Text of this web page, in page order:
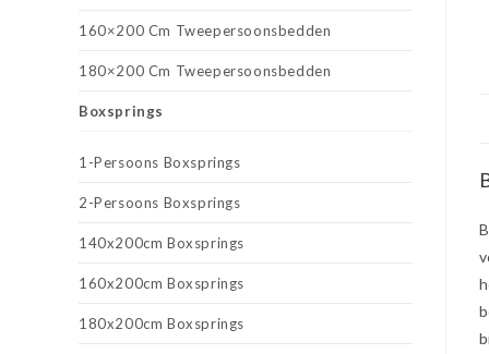
160×200 Cm Tweepersoonsbedden
180×200 Cm Tweepersoonsbedden
Boxsprings
1-Persoons Boxsprings
2-Persoons Boxsprings
140x200cm Boxsprings
160x200cm Boxsprings
180x200cm Boxsprings